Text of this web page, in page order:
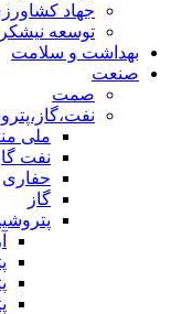
جهاد
توسعه نیشکر
بهداشت و سلامت
صنعت
صمت
ملی
نفت
حفاری
گاز